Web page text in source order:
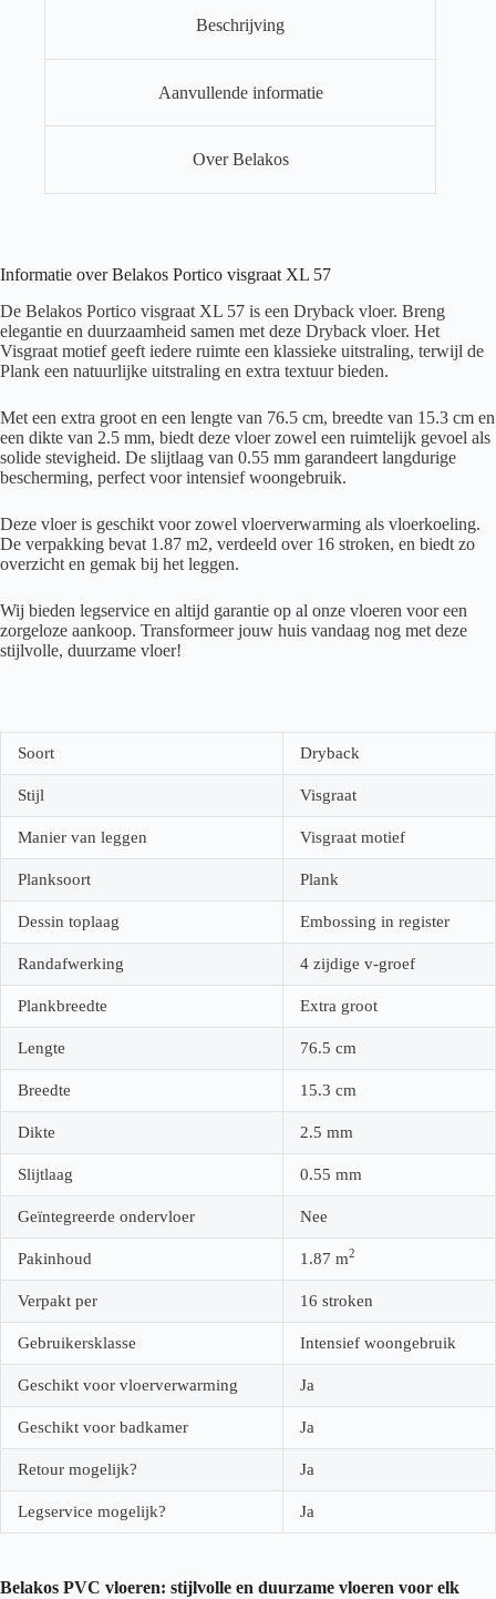
Beschrijving
Aanvullende informatie
Over Belakos
Informatie over Belakos Portico visgraat XL 57
De Belakos Portico visgraat XL 57 is een Dryback vloer. Breng
elegantie en duurzaamheid samen met deze Dryback vloer. Het
Visgraat motief geeft iedere ruimte een klassieke uitstraling, terwijl de
Plank een natuurlijke uitstraling en extra textuur bieden.
Met een extra groot en een lengte van 76.5 cm, breedte van 15.3 cm en
een dikte van 2.5 mm, biedt deze vloer zowel een ruimtelijk gevoel als
solide stevigheid. De slijtlaag van 0.55 mm garandeert langdurige
bescherming, perfect voor intensief woongebruik.
Deze vloer is geschikt voor zowel vloerverwarming als vloerkoeling.
De verpakking bevat 1.87 m2, verdeeld over 16 stroken, en biedt zo
overzicht en gemak bij het leggen.
Wij bieden legservice en altijd garantie op al onze vloeren voor een
zorgeloze aankoop. Transformeer jouw huis vandaag nog met deze
stijlvolle, duurzame vloer!
Soort Dryback
Stijl Visgraat
Manier van leggen Visgraat motief
Planksoort Plank
Dessin toplaag Embossing in register
Randafwerking 4 zijdige v-groef
Plankbreedte Extra groot
Lengte 76.5 cm
Breedte 15.3 cm
Dikte 2.5 mm
Slijtlaag 0.55 mm
Geïntegreerde ondervloer Nee
Pakinhoud 1.87 m2
Verpakt per 16 stroken
Gebruikersklasse Intensief woongebruik
Geschikt voor vloerverwarming Ja
Geschikt voor badkamer Ja
Retour mogelijk? Ja
Legservice mogelijk? Ja
Belakos PVC vloeren: stijlvolle en duurzame vloeren voor elk